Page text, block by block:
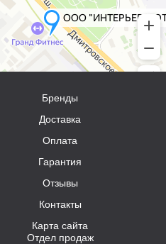
Бренды
Доставка
Оплата
Гарантия
Отзывы
Контакты
Карта сайта
Отдел продаж